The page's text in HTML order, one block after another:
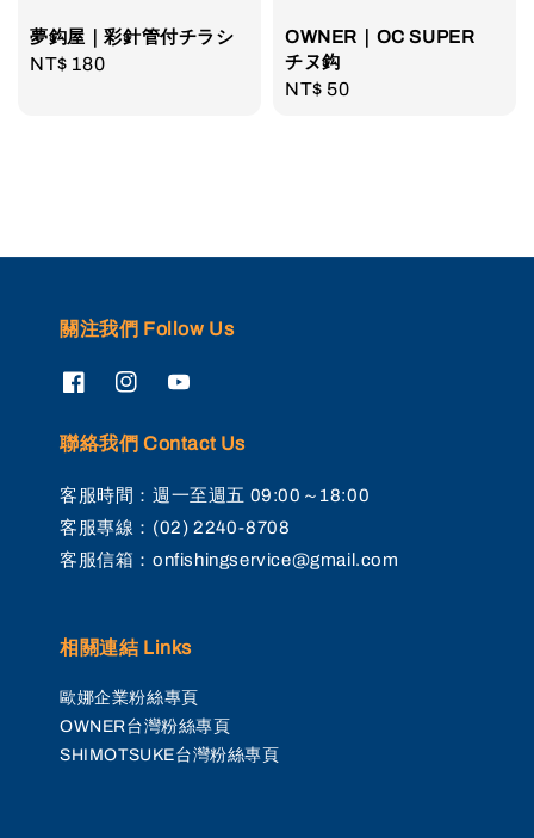
夢鈎屋｜彩針管付チラシ
Regular
NT$ 180
OWNER｜OC SUPER
チヌ鈎
Regular
NT$ 50
關注我們 Follow Us
聯絡我們 Contact Us
客服時間：週一至週五 09:00～18:00
客服專線：(02) 2240-8708
客服信箱：onfishingservice@gmail.com
相關連結 Links
歐娜企業粉絲專頁
OWNER台灣粉絲專頁
SHIMOTSUKE台灣粉絲專頁